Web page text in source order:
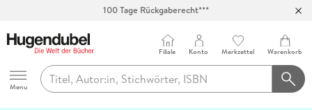
Hugendubel
Menu
Filiale Konto Merkzettel Warenkorb